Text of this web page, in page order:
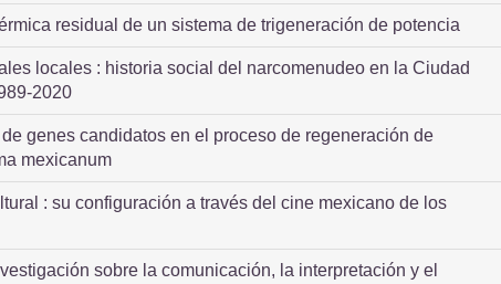
residual de un sistema de trigeneración de potencia
locales : historia social del narcomenudeo en la Ciudad
2020
genes candidatos en el proceso de regeneración de
mexicanum
: su configuración a través del cine mexicano de los
sobre la comunicación, la interpretación y el